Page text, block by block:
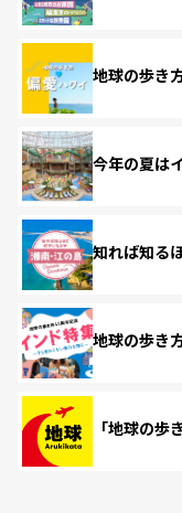
地球の歩き
今年の夏は
知れば知る
地球の歩き
「地球の歩